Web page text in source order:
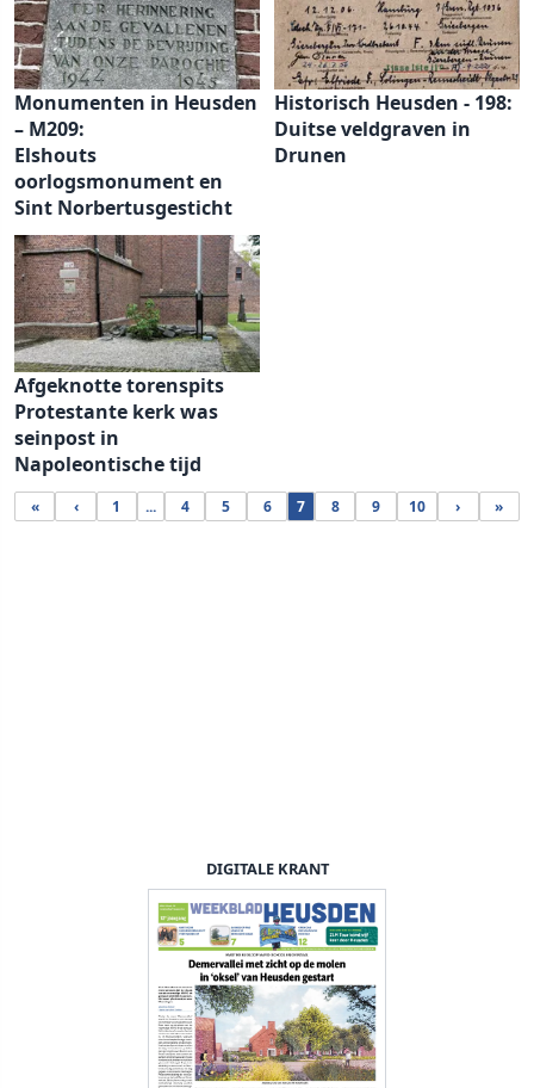
Monumenten in Heusden
– M209:
Elshouts
oorlogsmonument en
Sint Norbertusgesticht
Historisch Heusden - 198:
Duitse veldgraven in
Drunen
Afgeknotte torenspits
Protestante kerk was
seinpost in
Napoleontische tijd
« ‹ 1 ... 4 5 6 7 8 9 10 › »
DIGITALE KRANT